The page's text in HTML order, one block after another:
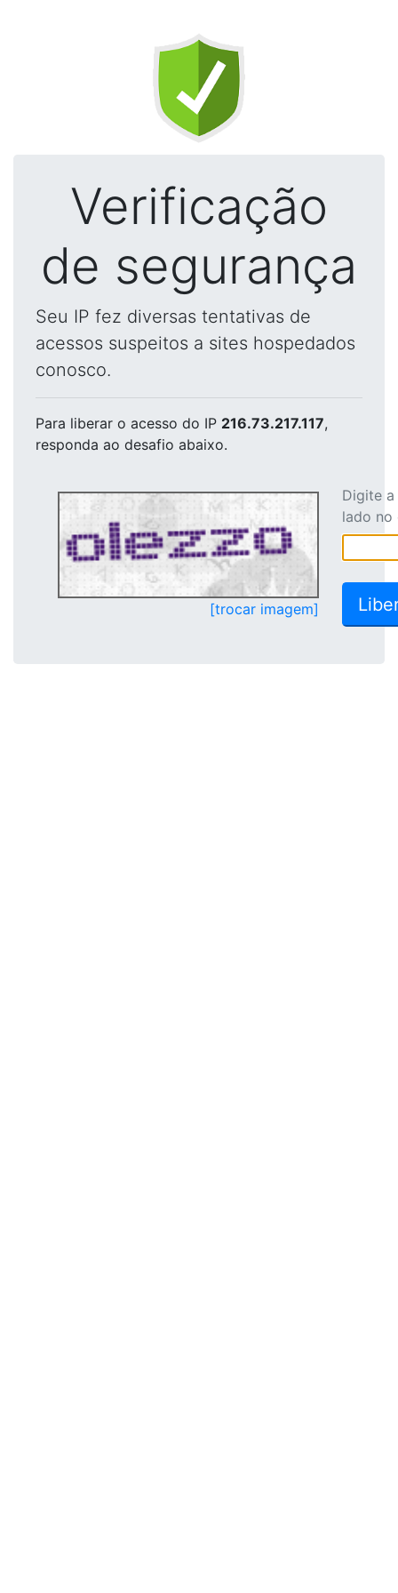
Verificação
de segurança
Seu IP fez diversas tentativas de
acessos suspeitos a sites hospedados
conosco.
Para liberar o acesso do IP 216.73.217.117,
responda ao desafio abaixo.
[trocar imagem]
Digite
lado no